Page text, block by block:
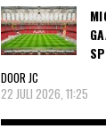
DOOR JC
22 JULI 2026, 11:25